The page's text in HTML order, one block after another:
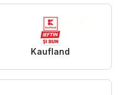
Kaufland